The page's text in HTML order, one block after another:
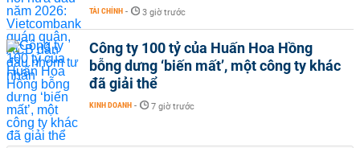
TÀI CHÍNH - 3 giờ trước
Công ty 100 tỷ của Huấn Hoa Hồng
bỗng dưng ‘biến mất’, một công ty khác
đã giải thể
KINH DOANH - 7 giờ trước